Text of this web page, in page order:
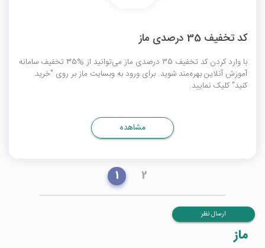
کد تخفیف 35 درصدی ماز
با وارد کردن کد تخفیف 35 درصدی ماز می‌توانید از %35 تخفیف سامانه
آموزش آنلاین بهره‌مند شوید. برای ورود به وبسایت ماز بر روی "خرید
کنید" کلیک نمایید.
مشاهده
1 2
ارسال نظر
ماز